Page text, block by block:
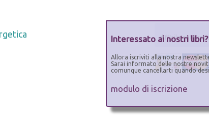
difficilmente
Interessato ai nostri libri?
Allora iscriviti alla nostra
Sarai informato delle nostre
comunque cancellarti quando
modulo di iscrizione